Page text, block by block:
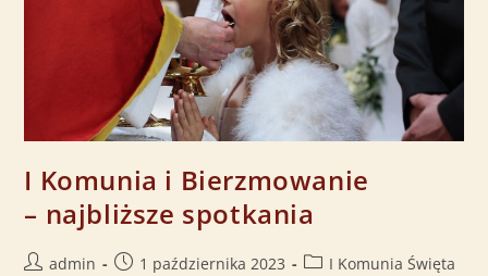
I Komunia i Bierzmowanie
– najbliższe spotkania
admin 1 października 2023 I Komunia Święta